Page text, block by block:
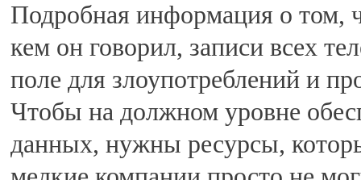
Подробная информация о том,
кем он говорил, записи всех
поле для злоупотреблений и
Чтобы на должном уровне
данных, нужны ресурсы,